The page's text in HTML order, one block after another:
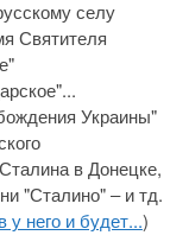
селу
Святителя
Украины"
в Донецке,
"Сталино" ‒ и тд.
у него и будет...)